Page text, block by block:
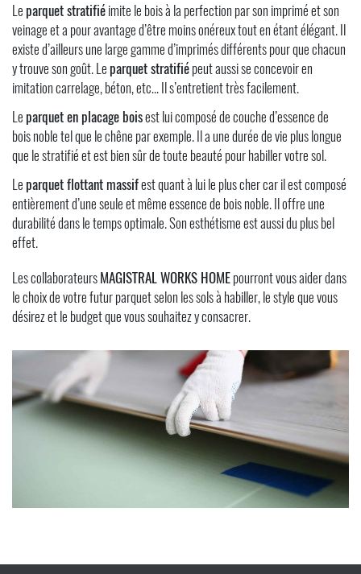
Le parquet stratifiéimite le bois à la perfection par son imprimé et son
veinage et a pour avantage d’être moins onéreux tout en étant élégant. Il
existe d’ailleurs une large gamme d’imprimés différents pour que chacun
y trouve son goût. Le parquet stratifiépeut aussi se concevoir en
imitation carrelage, béton, etc… Il s’entretient très facilement.
Le parquet en placage boisest lui composé de couche d’essence de
bois noble tel que le chêne par exemple. Il a une durée de vie plus longue
que le stratifié et est bien sûr de toute beauté pour habiller votre sol.
Le parquet flottant massifest quant à lui le plus cher car il est composé
entièrement d’une seule et même essence de bois noble. Il offre une
durabilité dans le temps optimale. Son esthétisme est aussi du plus bel
effet.
Les collaborateursMAGISTRAL WORKS HOMEpourront vous aider dans
le choix de votre futur parquet selon les sols à habiller, le style que vous
désirez et le budget que vous souhaitez y consacrer.